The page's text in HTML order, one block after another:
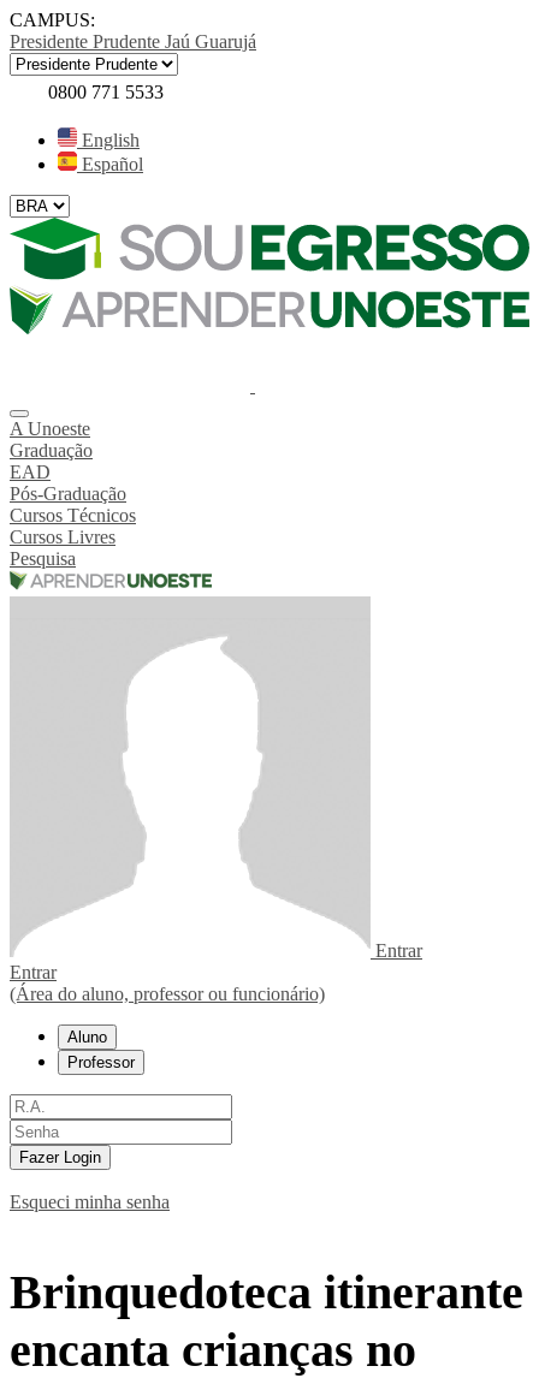
CAMPUS:
Presidente Prudente Jaú Guarujá
0800 771 5533
English
Español
A Unoeste
Graduação
EAD
Pós-Graduação
Cursos Técnicos
Cursos Livres
Pesquisa
Entrar
Entrar
(Área do aluno, professor ou funcionário)
Aluno
Professor
Fazer Login
Esqueci minha senha
Brinquedoteca itinerante
encanta crianças no